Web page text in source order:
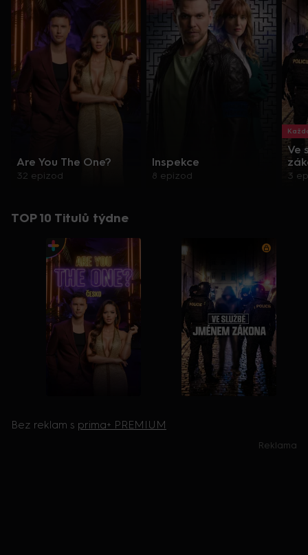
Are You The One?
32 epizod
Inspekce
8 epizod
Ve
3
TOP 10 Titulů týdne
Bez reklam s prima+ PREMIUM
Reklama